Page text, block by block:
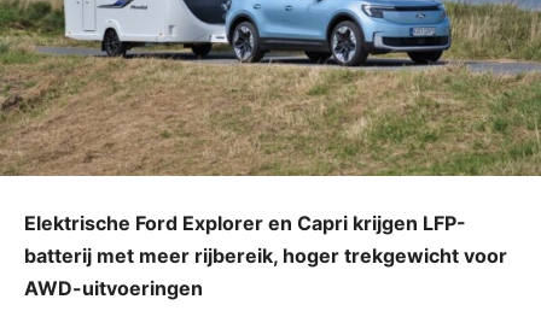
Elektrische Ford Explorer en Capri krijgen LFP-
batterij met meer rijbereik, hoger trekgewicht voor
AWD-uitvoeringen